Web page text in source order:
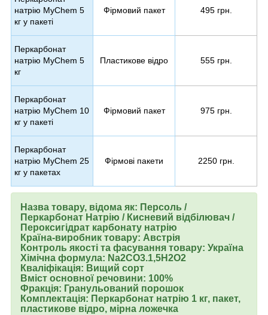
натрію MyChem 5
кг у пакеті
Фірмовий пакет 495 грн.
Перкарбонат
натрію MyChem 5
кг
Пластикове відро 555 грн.
Перкарбонат
натрію MyChem 10
кг у пакеті
Фірмовий пакет 975 грн.
Перкарбонат
натрію MyChem 25
кг у пакетах
Фірмові пакети 2250 грн.
Назва товару, відома як: Персоль /
Перкарбонат Натрію / Кисневий відбілювач /
Пероксигідрат карбонату натрію
Країна-виробник товару: Австрія
Контроль якості та фасування товару: Україна
Хімічна формула: Na2CO3.1,5H2O2
Кваліфікація: Вищий сорт
Вміст основної речовини: 100%
Фракція: Гранульований порошок
Комплектація: Перкарбонат натрію 1 кг, пакет,
пластикове відро, мірна ложечка